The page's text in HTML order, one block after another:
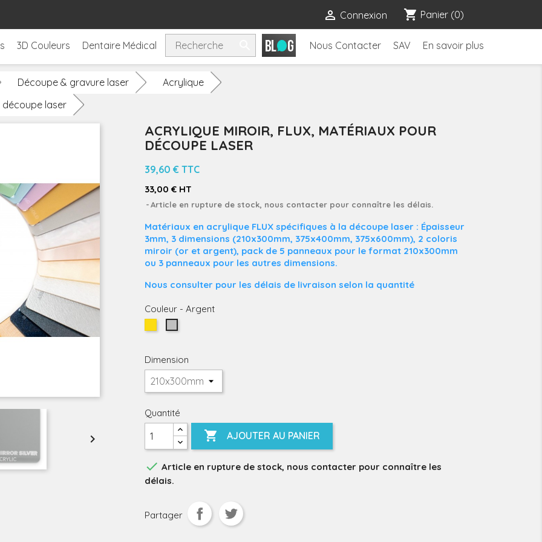
 Connexion shopping_cart Panier (0)
3D Couleurs Dentaire Médical Nous Contacter SAV En savoir plus
Découpe & gravure laser
Acrylique
découpe laser

ACRYLIQUE MIROIR, FLUX, MATÉRIAUX POUR
DÉCOUPE LASER
39,60 € TTC
33,00 € HT
Article en rupture de stock, nous contacter pour connaître les délais.
Matériaux en acrylique FLUX spécifiques à la découpe laser : Épaisseur
3mm, 3 dimensions (210x300mm, 375x400mm, 375x600mm), 2 coloris
miroir (or et argent), pack de 5 panneaux pour le format 210x300mm
ou 3 panneaux pour les autres dimensions.
Nous consulter pour les délais de livraison selon la quantité
Couleur - Argent
Dimension
Quantité
 AJOUTER AU PANIER
 Article en rupture de stock, nous contacter pour connaître les
délais.
Partager